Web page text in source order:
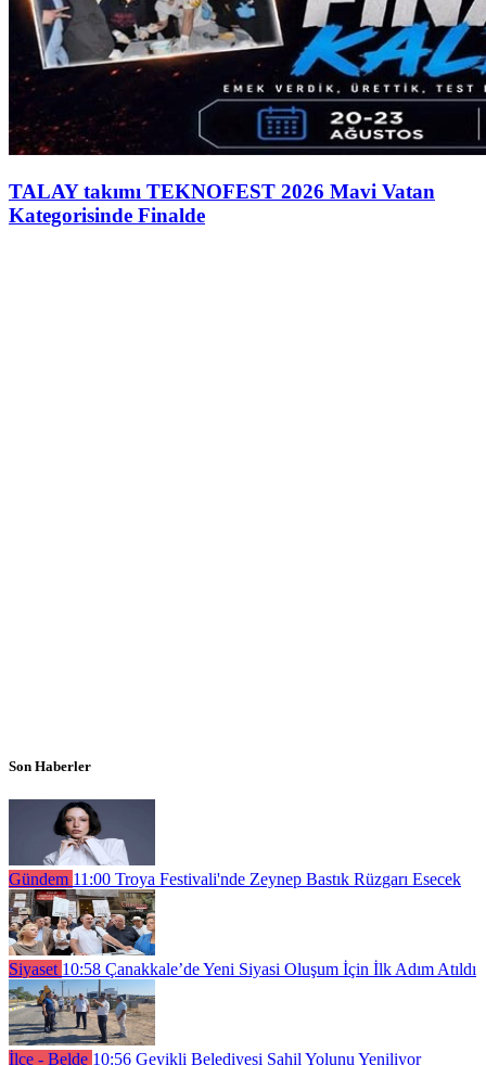
TALAY takımı TEKNOFEST 2026 Mavi Vatan
Kategorisinde Finalde
Son Haberler
Gündem 11:00 Troya Festivali'nde Zeynep Bastık Rüzgarı Esecek
Siyaset 10:58 Çanakkale’de Yeni Siyasi Oluşum İçin İlk Adım Atıldı
İlçe - Belde 10:56 Geyikli Belediyesi Sahil Yolunu Yeniliyor